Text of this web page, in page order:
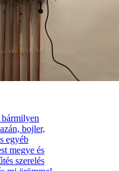
bojler,
egyéb
megye és
szerelés